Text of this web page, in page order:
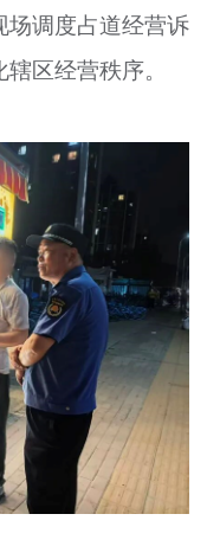
场调度占道经营诉
区经营秩序。